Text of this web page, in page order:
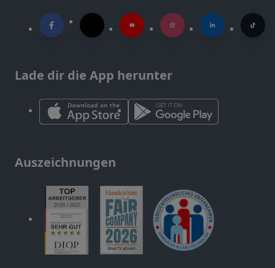
Lade dir die App herunter
Auszeichnungen